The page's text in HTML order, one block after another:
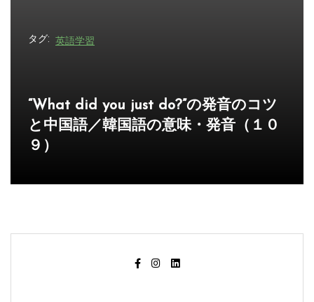
“What’s your point.”の発音のコツと中
国語／韓国語の意味・発音（１０８）